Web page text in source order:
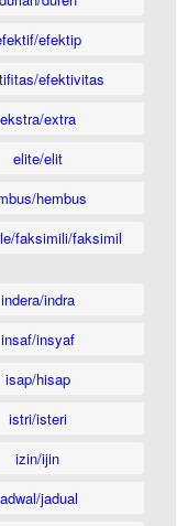
efektip
efektivitas
ekstra/extra
elite/elit
hembus
faksimili/faksimil
indera/indra
insaf/insyaf
isap/hisap
istri/isteri
izin/ijin
jadual